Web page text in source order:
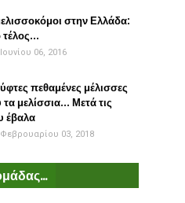
στην Ελλάδα:
τέλος...
06, 2016
πεθαμένες μέλισσες
μελίσσια... Μετά τις
έβαλα
03, 2018